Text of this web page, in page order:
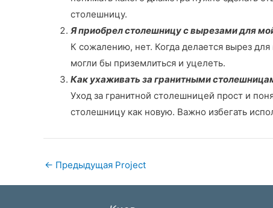
столешницу.
Я приобрел столешницу с вырезами для
К сожалению, нет. Когда делается вырез
могли бы приземлиться и уцелеть.
Как ухаживать за гранитными
Уход за гранитной столешницей прост и
столешницу как новую. Важно избегать
← Предыдущая Project